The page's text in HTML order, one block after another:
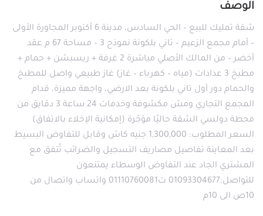
الوصف
شقة تمليك للبيع – الحي السادس، مدينة 6 أكتوبر المجاورة الأولى
– أمام مجمع الزعيم – تاني بلكونة نموذج 3 – مساحة 67 م عقد
أخضر – من المالك الأصلي مباشرة 2 غرفة + ريسبشن + حمام +
مطبخ 3 عدادات (مياه – كهرباء – غاز) غاز طبيعي واصل للمطبخ
والحمام دور أول تاني بلكونة بعد الارضي، واجهة مميزة، قدام
المجمع التجاري ومش مكشوفة وخدمات 24 ساعة 3 دقايق من
محطة دولسي الشقة حاليًا مؤجّرة (إمكانية الإخلاء بالاتفاق)
السعر المطلوب: 1,300,000 جنيه كاش وقابل للتفاوض البسيط
بعد المعاينة تفاصيل مصاريف التسجيل والضرائب تُتفق مع
المشتري الجاد عند التفاوض الوسطاء يمتنعون
للتواصل:01093304677 ت01110760081 واتساب واتصال من
10ص الى 10م